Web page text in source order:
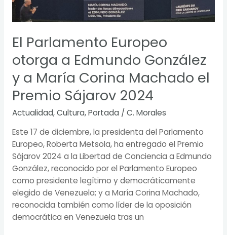
El Parlamento Europeo
otorga a Edmundo González
y a María Corina Machado el
Premio Sájarov 2024
Actualidad,Cultura,Portada / C. Morales
Este 17 de diciembre, la presidenta del Parlamento
Europeo, Roberta Metsola, ha entregado el Premio
Sájarov 2024 a la Libertad de Conciencia a Edmundo
González, reconocido por el Parlamento Europeo
como presidente legítimo y democráticamente
elegido de Venezuela; y a María Corina Machado,
reconocida también como líder de la oposición
democrática en Venezuela tras un
Corina
Machado
Premio
Sájarov
2024